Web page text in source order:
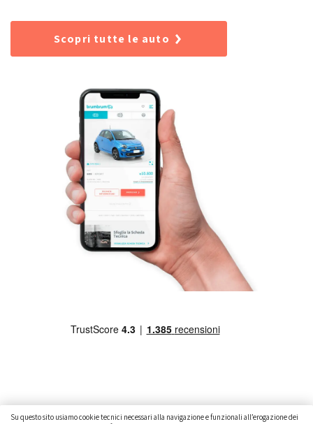
Su questo sito usiamo cookie tecnici necessari alla navigazione e funzionali all’erogazione dei
Scopri tutte le auto